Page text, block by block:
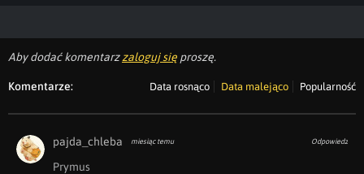
Aby dodać komentarzzaloguj się proszę.
Komentarze: Data rosnąco Data malejąco Popularność
pajda_chleba miesiąc temu Odpowiedz
Prymus